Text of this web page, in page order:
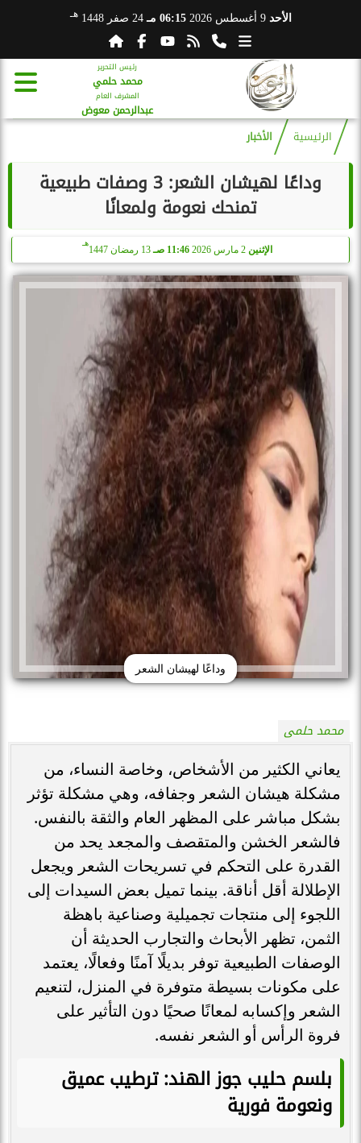
الأحد 9 أغسطس 2026 06:15 مـ 24 صفر 1448 هـ
رئيس التحرير
محمد حلمي
المشرف العام
عبدالرحمن معوض
الرئيسية الأخبار
وداعًا لهيشان الشعر: 3 وصفات طبيعية
تمنحك نعومة ولمعانًا
الإثنين 11:46 صـ 13 رمضان 1447
هـ
وداعًا لهيشان الشعر
محمد حلمى
يعاني الكثير من الأشخاص، وخاصة النساء، من
مشكلة هيشان الشعر وجفافه، وهي مشكلة تؤثر
بشكل مباشر على المظهر العام والثقة بالنفس.
فالشعر الخشن والمتقصف والمجعد يحد من
القدرة على التحكم في تسريحات الشعر ويجعل
الإطلالة أقل أناقة. بينما تميل بعض السيدات إلى
اللجوء إلى منتجات تجميلية وصناعية باهظة
الثمن، تظهر الأبحاث والتجارب الحديثة أن
الوصفات الطبيعية توفر بديلًا آمنًا وفعالًا، يعتمد
على مكونات بسيطة متوفرة في المنزل، لتنعيم
الشعر وإكسابه لمعانًا صحيًا دون التأثير على
فروة الرأس أو الشعر نفسه.
بلسم حليب جوز الهند: ترطيب عميق
ونعومة فورية